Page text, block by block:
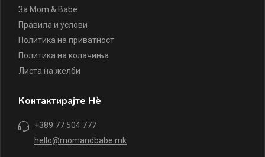
За Mom & Babe
Правила и услови
Политика на приватност
Политика на колачиња
Листа на желби
Контактирајте Нè
+389 77 504 777
hello@momandbabe.mk